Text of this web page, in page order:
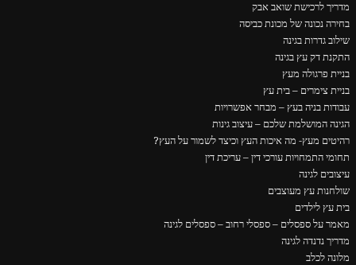
מדריך לרכישת שואב אבק
בחירה נכונה של מכונת כביסה
שילוב גדרות בגינה
התקנת דק עץ בגינה
בניית פרגולה מעץ
בניית צימרים – בית עץ
עבודות בניה בעץ – מבחר אפשרויות
הגינה המושלמת שלכם – עיצוב גינות
רהיטים מעץ- מה איכות העץ וכיצד לשמור על העץ?
תחומי התמחויות עורכי דין – עריכת דין
עיצובים לגינה
שולחנות עץ מעוצבים
בית עץ לילדים
מאמר על ספסלים – ספסלי רחוב – ספסלים לגינה
מדריך נדנדה לגינה
מלונה לכלב